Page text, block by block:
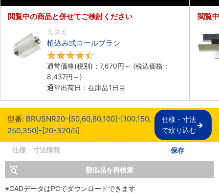
閲覧中の商品と併せてご検討ください
ミスミ
植込み式ロールブラシ
通常価格(税別)： 7,670円 ～ (税込価格：
8,437円 ～)
通常出荷日：在庫品1日目
閲覧
型番: BRUSNR20-[50,​60,​80,​100]-[100,​150,​
250,​350]-[20-320/5]
仕様・寸法
で絞り込む
仕様・寸法情報 保存
類似品を再検索
※CADデータはPCでダウンロードできます